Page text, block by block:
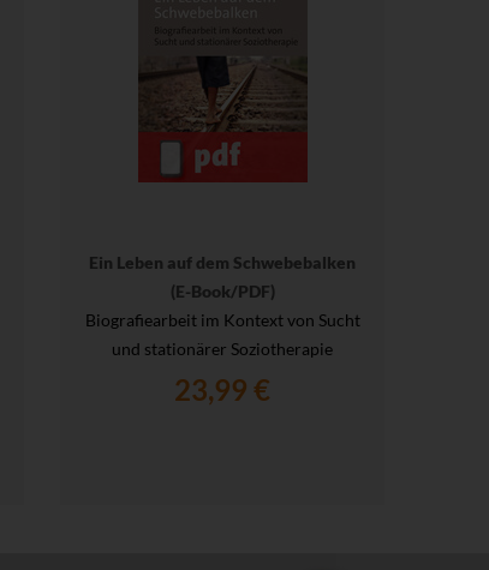
Ein Leben auf dem Schwebebalken
(E-Book/PDF)
Biografiearbeit im Kontext von Sucht
und stationärer Soziotherapie
23,99 €